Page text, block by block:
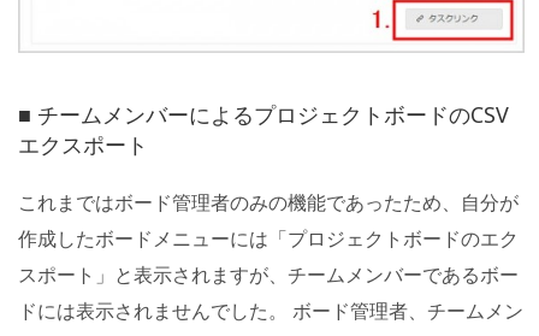
■ チームメンバーによるプロジェクトボードのCSV
エクスポート
これまではボード管理者のみの機能であったため、自分が
作成したボードメニューには「プロジェクトボードのエク
スポート」と表示されますが、チームメンバーであるボー
ドには表示されませんでした。 ボード管理者、チームメン